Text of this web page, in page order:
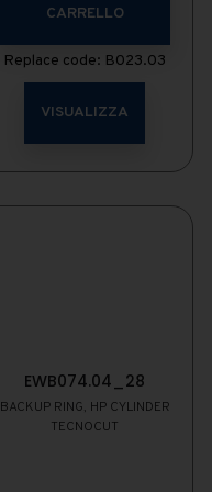
CARRELLO
Replace code: B023.03
VISUALIZZA
EWB074.04_28
BACKUP RING, HP CYLINDER
TECNOCUT